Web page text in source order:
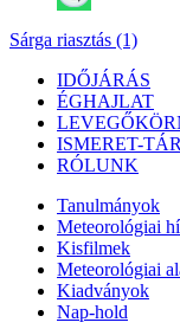
Sárga riasztás (1)
IDŐJÁRÁS
ÉGHAJLAT
ISMERET-TÁR
RÓLUNK
Tanulmányok
Meteorológiai
Kisfilmek
Meteorológiai
Kiadványok
Nap-hold